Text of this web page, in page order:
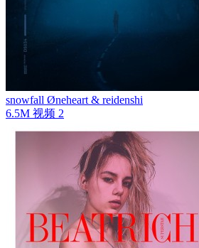
snowfall Øneheart & reidenshi
6.5M 视频 2